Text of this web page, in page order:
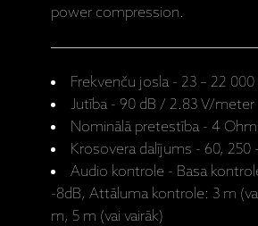
power compression.
Frekvenču josla - 23 – 22 000
Jutība - 90 dB / 2.83 V/meter
Nominālā pretestība - 4
Krosovera dalījums - 60, 250
Audio kontrole - Basa
-8dB, Attāluma kontrole: 3 m
m, 5 m (vai vairāk)